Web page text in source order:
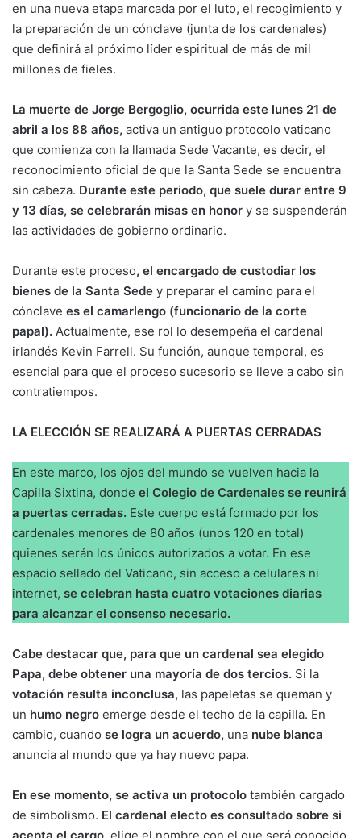
en una nueva etapa marcada por el luto, el recogimiento y
la preparación de un cónclave (junta de los cardenales)
que definirá al próximo líder espiritual de más de mil
millones de fieles.
La muerte de Jorge Bergoglio, ocurrida este lunes 21 de
abril a los 88 años, activa un antiguo protocolo vaticano
que comienza con la llamada Sede Vacante, es decir, el
reconocimiento oficial de que la Santa Sede se encuentra
sin cabeza. Durante este periodo, que suele durar entre 9
y 13 días, se celebrarán misas en honor y se suspenderán
las actividades de gobierno ordinario.
Durante este proceso, el encargado de custodiar los
bienes de la Santa Sede y preparar el camino para el
cónclave es el camarlengo (funcionario de la corte
papal). Actualmente, ese rol lo desempeña el cardenal
irlandés Kevin Farrell. Su función, aunque temporal, es
esencial para que el proceso sucesorio se lleve a cabo sin
contratiempos.
LA ELECCIÓN SE REALIZARÁ A PUERTAS CERRADAS
En este marco, los ojos del mundo se vuelven hacia la
Capilla Sixtina, donde el Colegio de Cardenales se reunirá
a puertas cerradas. Este cuerpo está formado por los
cardenales menores de 80 años (unos 120 en total)
quienes serán los únicos autorizados a votar. En ese
espacio sellado del Vaticano, sin acceso a celulares ni
internet, se celebran hasta cuatro votaciones diarias
para alcanzar el consenso necesario.
Cabe destacar que, para que un cardenal sea elegido
Papa, debe obtener una mayoría de dos tercios. Si la
votación resulta inconclusa, las papeletas se queman y
un humo negro emerge desde el techo de la capilla. En
cambio, cuando se logra un acuerdo, una nube blanca
anuncia al mundo que ya hay nuevo papa.
En ese momento, se activa un protocolo también cargado
de simbolismo. El cardenal electo es consultado sobre si